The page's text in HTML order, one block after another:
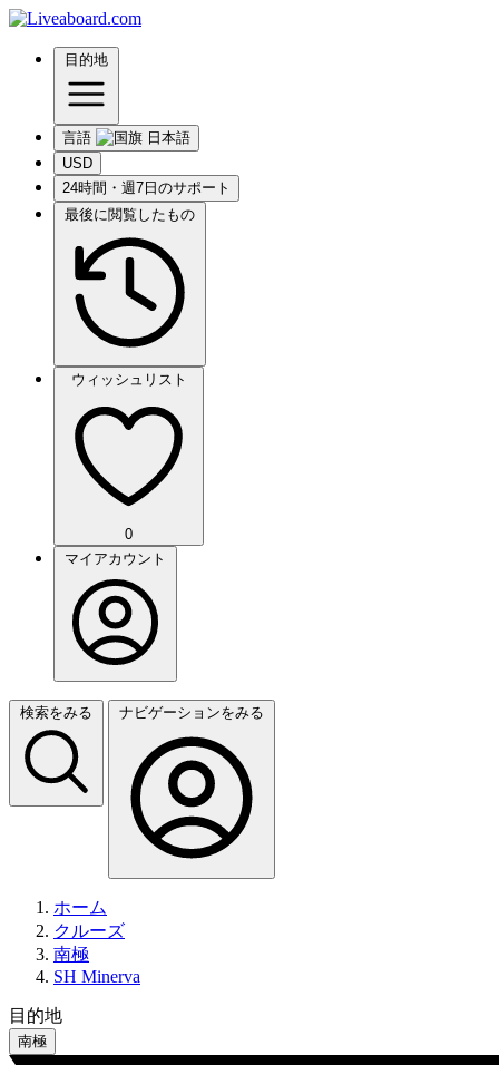
目的地
言語
USD
24時間・週7日のサポート
最後に閲覧したもの
ウィッシュリスト
0
マイアカウント
検索をみる ナビゲーションをみる
ホーム
クルーズ
南極
SH Minerva
目的地
南極